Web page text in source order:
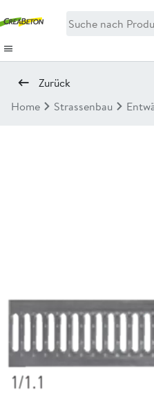
Zurück
Home
Strassenbau